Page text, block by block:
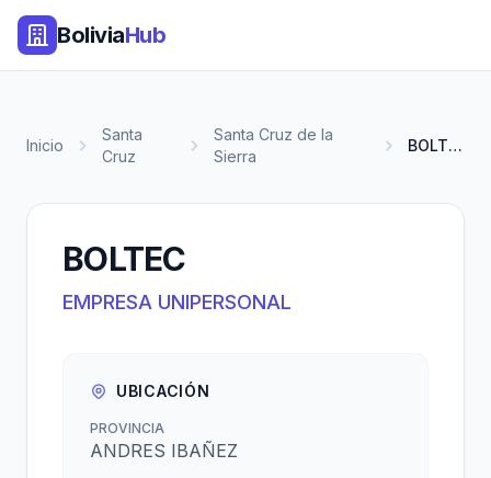
BoliviaHub
Inicio
Santa
Cruz
Santa Cruz de la
Sierra
BOLTEC
BOLTEC
EMPRESA UNIPERSONAL
UBICACIÓN
PROVINCIA
ANDRES IBAÑEZ